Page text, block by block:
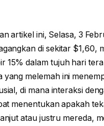
artikel ini, Selasa, 3
di sekitar $1,60,
15% dalam tujuh hari
yang melemah ini
di mana interaksi
menentukan apakah
atau justru mereda,